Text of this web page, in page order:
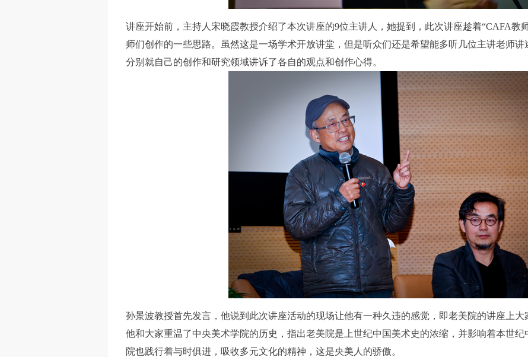
讲座开始前，主持人宋晓霞教授介绍了本次讲座的9位主讲人，她提到，此次讲座趁着“CAFA教
师们创作的一些思路。虽然这是一场学术开放讲堂，但是听众们还是希望能多听几位主讲老师讲
分别就自己的创作和研究领域讲诉了各自的观点和创作心得。
孙景波教授首先发言，他说到此次讲座活动的现场让他有一种久违的感觉，即老美院的讲座上大
他和大家重温了中央美术学院的历史，指出老美院是上世纪中国美术史的浓缩，并影响着本世
院也践行着与时俱进，吸收多元文化的精神，这是央美人的骄傲。
快捷登录 帐号密码登录